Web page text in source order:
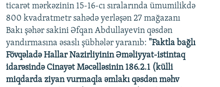
ticarət mərkəzinin 15-16-cı sıralarında ümumilikdə
800 kvadratmetr sahədə yerləşən 27 mağazanı
Bakı şəhər sakini Əfqan Abdullayevin qəsdən
yandırmasına əsaslı şübhələr yaranıb: "Faktla bağlı
Fövqəladə Hallar Nazirliyinin Əməliyyat-istintaq
idarəsində Cinayət Məcəlləsinin 186.2.1 (külli
miqdarda ziyan vurmaqla əmlakı qəsdən məhv